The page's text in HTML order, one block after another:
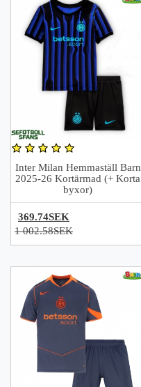
Inter Milan Hemmaställ Barn
2025-26 Kortärmad (+ Korta
byxor)
369.74SEK
1 002.58SEK